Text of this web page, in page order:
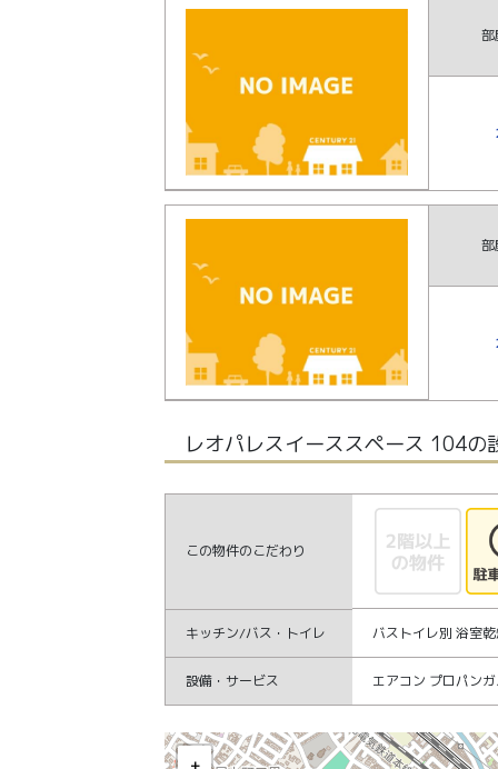
部
部
レオパレスイーススペース 104の
この物件のこだわり
キッチン/バス・トイレ バストイレ別 浴室
設備・サービス エアコン プロパン
レオパレスイーススペース 104の
+